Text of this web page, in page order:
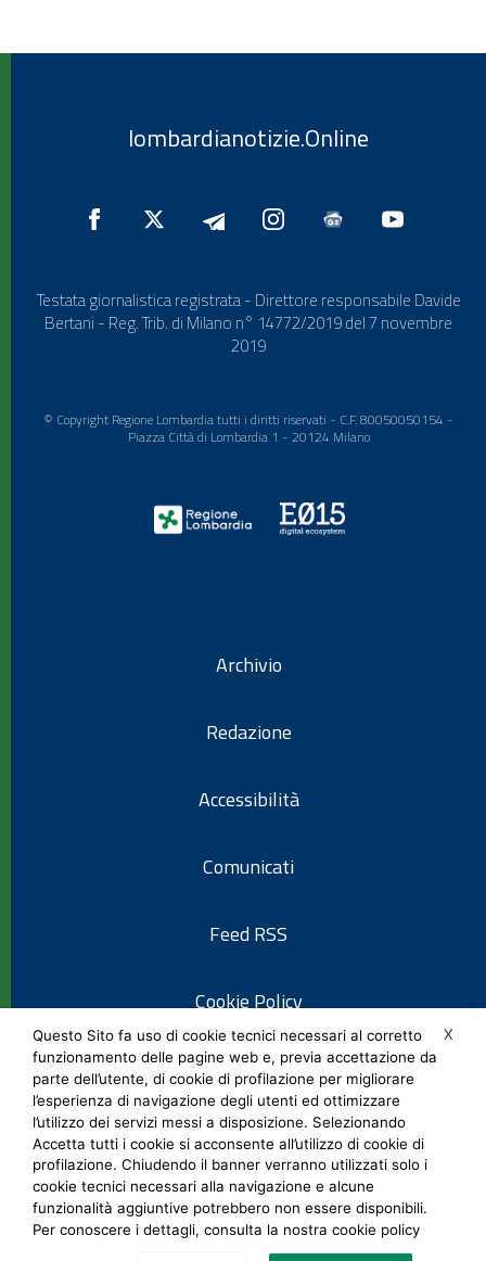
lombardianotizie.Online
Testata giornalistica registrata - Direttore responsabile Davide
Bertani - Reg. Trib. di Milano n° 14772/2019 del 7 novembre
2019
© Copyright Regione Lombardia tutti i diritti riservati - C.F. 80050050154 -
Piazza Città di Lombardia 1 - 20124 Milano
Archivio
Redazione
Accessibilità
Comunicati
Feed RSS
Cookie Policy
Informativa privacy
Note legali
Social Media Policy
X
Questo Sito fa uso di cookie tecnici necessari al corretto
funzionamento delle pagine web e, previa accettazione da
parte dell’utente, di cookie di profilazione per migliorare
l’esperienza di navigazione degli utenti ed ottimizzare
l’utilizzo dei servizi messi a disposizione. Selezionando
Accetta tutti i cookie si acconsente all’utilizzo di cookie di
profilazione. Chiudendo il banner verranno utilizzati solo i
cookie tecnici necessari alla navigazione e alcune
funzionalità aggiuntive potrebbero non essere disponibili.
Per conoscere i dettagli, consulta la nostra cookie policy